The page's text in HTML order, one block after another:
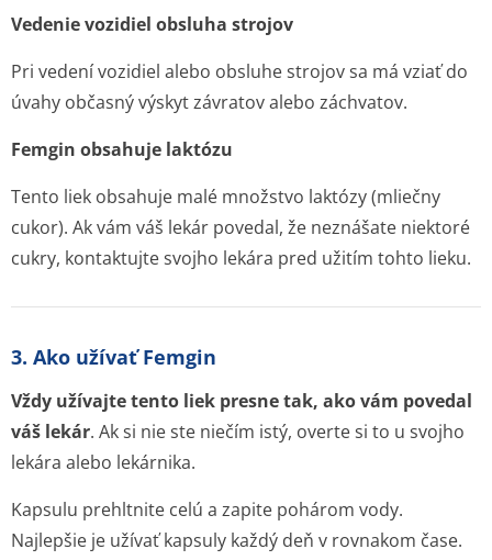
Vedenie vozidiel obsluha strojov
Pri vedení vozidiel alebo obsluhe strojov sa má vziať do
úvahy občasný výskyt závratov alebo záchvatov.
Femgin obsahuje laktózu
Tento liek obsahuje malé množstvo laktózy (mliečny
cukor). Ak vám váš lekár povedal, že neznášate niektoré
cukry, kontaktujte svojho lekára pred užitím tohto lieku.
3. Ako užívať Femgin
Vždy užívajte tento liek presne tak, ako vám povedal
váš lekár. Ak si nie ste niečím istý, overte si to u svojho
lekára alebo lekárnika.
Kapsulu prehltnite celú a zapite pohárom vody.
Najlepšie je užívať kapsuly každý deň v rovnakom čase.